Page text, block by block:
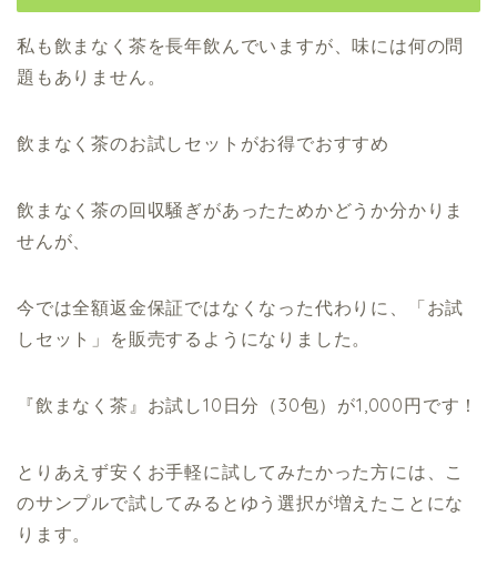
私も飲まなく茶を長年飲んでいますが、味には何の問
題もありません。
飲まなく茶のお試しセットがお得でおすすめ
飲まなく茶の回収騒ぎがあったためかどうか分かりま
せんが、
今では全額返金保証ではなくなった代わりに、「お試
しセット」を販売するようになりました。
『飲まなく茶』お試し10日分（30包）が1,000円です！
とりあえず安くお手軽に試してみたかった方には、こ
のサンプルで試してみるとゆう選択が増えたことにな
ります。